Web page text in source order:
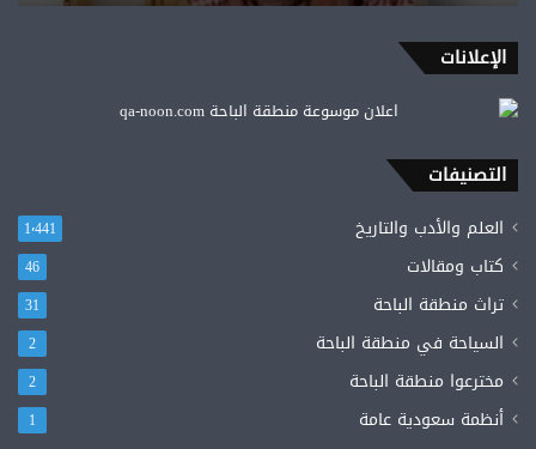
العمل
القضائي
والتحقيق
والادعاء
العام،
أمامها،
وتدريس
مواد
القانون
الجنائي،
والسياسة
الجنائية،
وأصول
الفقه
الإعلانات
التصنيفات
العلم والأدب والتاريخ 1٬441
كتاب ومقالات 46
تراث منطقة الباحة 31
السياحة في منطقة الباحة 2
مخترعوا منطقة الباحة 2
أنظمة سعودية عامة 1